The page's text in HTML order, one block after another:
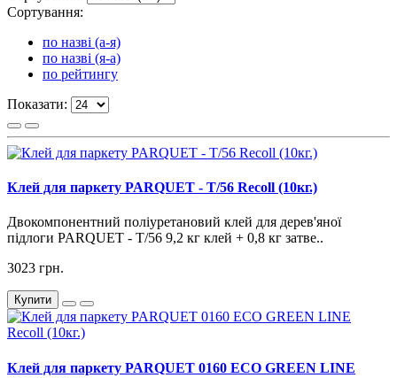
Сортування:
по назві (а-я)
по назві (я-а)
по рейтингу
Показати:
Клей для паркету PARQUET - T/56 Recoll (10кг.)
Двокомпонентний поліуретановий клей для дерев'яної
підлоги PARQUET - T/56 9,2 кг клей + 0,8 кг затве..
3023 грн.
Купити
Клей для паркету PARQUET 0160 ECO GREEN LINE